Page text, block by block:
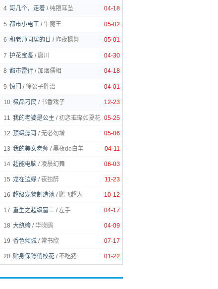
04-18
4 哥几个，走着 /纯银耳坠
05-02
5 都市小电工 /牛魔王
05-01
6 和老师同居的日 / 昨夜枫舞
04-30
7 护花宝鉴 /唐川
04-18
8 都市雷行 /加烟儒相
04-01
9 惊门 /徐公子胜治
12-23
10 极品刁民 /书香戏子
05-25
11 我的老婆是公主 /初恋璀璨如夏花
05-06
12 顶级漂哥 /无必勿增
04-11
13 我的美女老师 /黑夜de白羊
06-03
14 超能电脑 /凌晨幻舞
11-23
15 龙在边缘 /夜独醉
10-12
16 超级宠物制造池 /鹏飞超人
04-17
17 重生之超级富二 /左手
04-09
18 大纨绔 /华晓鸥
07-17
19 香色倾城 / 常书欣
01-22
20 贴身保镖俏校花 /不吃猪